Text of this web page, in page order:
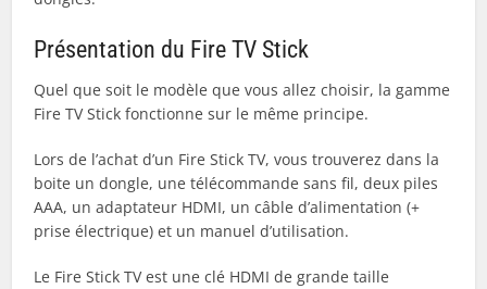
Présentation du Fire TV Stick
Quel que soit le modèle que vous allez choisir, la gamme
Fire TV Stick fonctionne sur le même principe.
Lors de l’achat d’un Fire Stick TV, vous trouverez dans la
boite un dongle, une télécommande sans fil, deux piles
AAA, un adaptateur HDMI, un câble d’alimentation (+
prise électrique) et un manuel d’utilisation.
Le Fire Stick TV est une clé HDMI de grande taille